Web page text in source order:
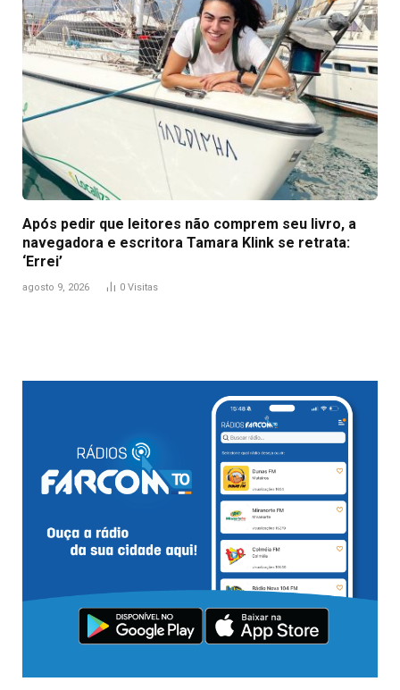
Após pedir que leitores não comprem seu livro, a
navegadora e escritora Tamara Klink se retrata:
‘Errei’
agosto 9, 2026 0 Visitas